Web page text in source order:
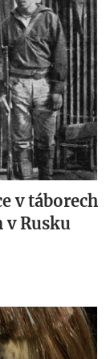
v táborech
Rusku